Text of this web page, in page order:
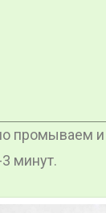
промываем и
минут.